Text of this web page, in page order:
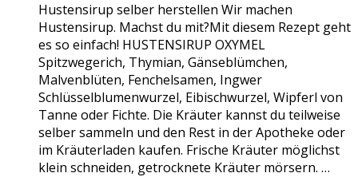
Hustensirup selber herstellen Wir machen
Hustensirup. Machst du mit?Mit diesem Rezept geht
es so einfach! HUSTENSIRUP OXYMEL
Spitzwegerich, Thymian, Gänseblümchen,
Malvenblüten, Fenchelsamen, Ingwer
Schlüsselblumenwurzel, Eibischwurzel, Wipferl von
Tanne oder Fichte. Die Kräuter kannst du teilweise
selber sammeln und den Rest in der Apotheke oder
im Kräuterladen kaufen. Frische Kräuter möglichst
klein schneiden, getrocknete Kräuter mörsern. …